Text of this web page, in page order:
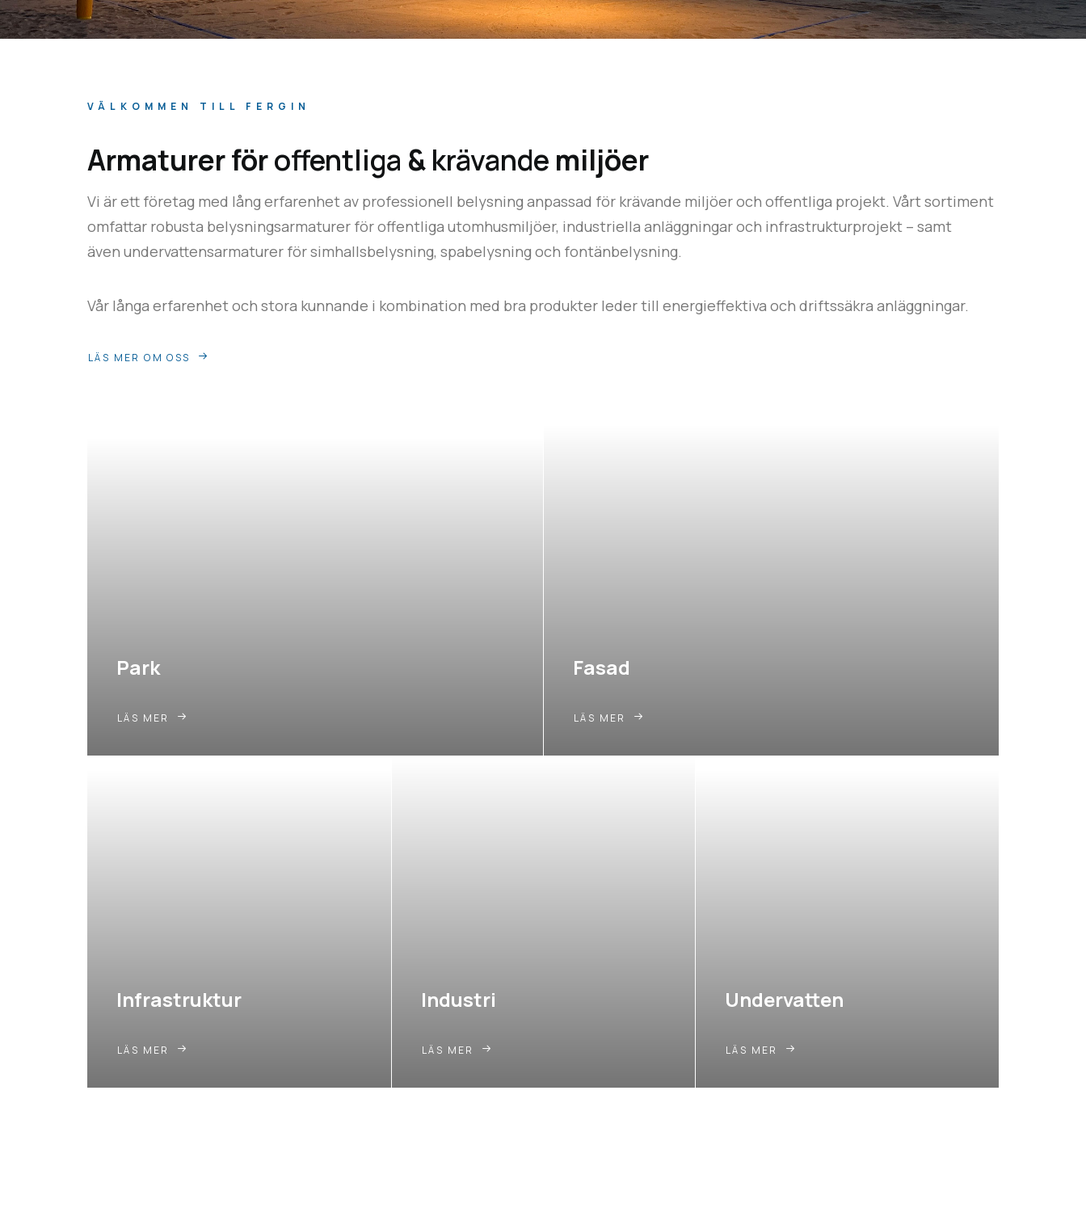
VÄLKOMMEN TILL FERGIN
Armaturer föroffentliga &krävande miljöer
Vi är ett företag med lång erfarenhet av professionell belysning anpassad för krävande miljöer och offentliga projekt. Vårt sortiment
omfattar robusta belysningsarmaturer för offentliga utomhusmiljöer, industriella anläggningaroch infrastrukturprojekt – samt
även undervattensarmaturer försimhallsbelysning, spabelysningoch fontänbelysning.
Vår långa erfarenhet och stora kunnande i kombination med bra produkter leder till energieffektiva och driftssäkra anläggningar.
LÄS MER OM OSS
Park
LÄS MER
Fasad
LÄS MER
Infrastruktur
LÄS MER
Industri
LÄS MER
Undervatten
LÄS MER